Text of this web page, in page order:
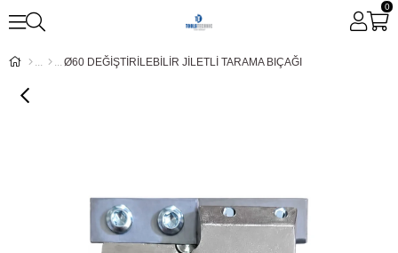
0
Ø60 DEĞİŞTİRİLEBİLİR JİLETLİ TARAMA BIÇAĞI